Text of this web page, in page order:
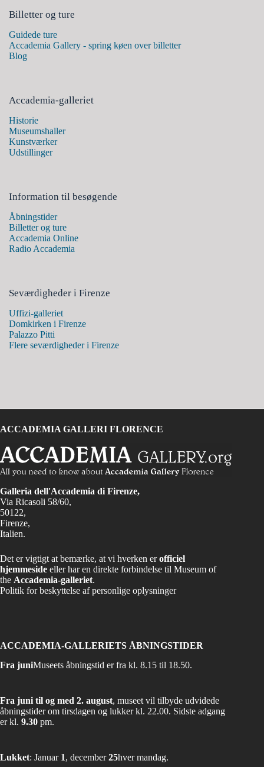
Billetter og ture
Guidede ture
Accademia Gallery - spring køen over billetter
Blog
Accademia-galleriet
Historie
Museumshaller
Kunstværker
Udstillinger
Information til besøgende
Åbningstider
Billetter og ture
Accademia Online
Radio Accademia
Seværdigheder i Firenze
Uffizi-galleriet
Domkirken i Firenze
Palazzo Pitti
Flere seværdigheder i Firenze
ACCADEMIA GALLERI FLORENCE
Galleria dell'Accademia di Firenze,
Via Ricasoli 58/60,
50122,
Firenze,
Italien.
Det er vigtigt at bemærke, at vi hverken erofficiel
hjemmeside eller har en direkte forbindelse til Museum of
the Accademia-galleriet.
Politik for beskyttelse af personlige oplysninger
ACCADEMIA-GALLERIETS ÅBNINGSTIDER
Fra juniMuseets åbningstid er fra kl. 8.15 til 18.50.
Fra juni til og med 2. august, museet vil tilbyde udvidede
åbningstider om tirsdagen og lukker kl. 22.00. Sidste adgang
er kl. 9.30 pm.
Lukket: Januar 1, december25hver mandag.